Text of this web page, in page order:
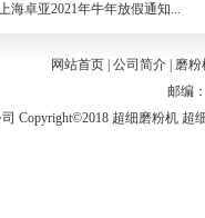
海卓亚2021年牛年放假通知...
网站首页 公司简介
磨粉
邮编
Copyright©2018 超细磨粉机 超